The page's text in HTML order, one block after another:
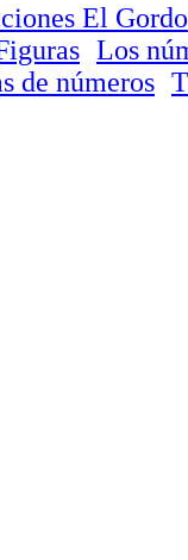
El Gordo
Los
de números